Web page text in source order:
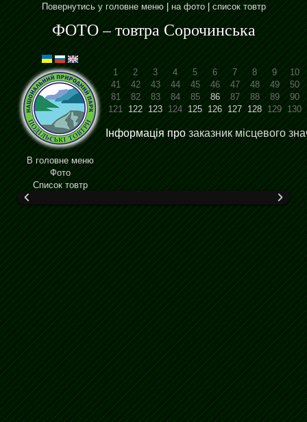
Повернутись у головне меню|на фото|список товтр
ФОТО – товтра Сорочинська
В головне меню
Фото
Cписок товтр
1 2 3 4 5 6 7 8 9
10
41 42 43 44 45 46 47 48 49 50
81 82 83 84 85 86 87 88 89 90
121 122 123 124 125 126 127 128 129130
Інформація прозаказник місцевого